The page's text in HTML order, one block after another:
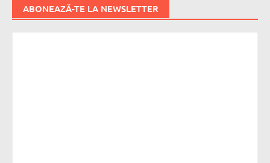
ABONEAZĂ-TE LA NEWSLETTER